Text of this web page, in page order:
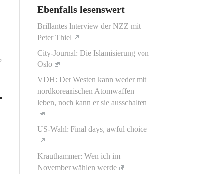
,
Ebenfalls lesenswert
Brillantes Interview der NZZ mit
Peter Thiel
City-Journal: Die Islamisierung von
Oslo
VDH: Der Westen kann weder mit
nordkoreanischen Atomwaffen
leben, noch kann er sie ausschalten
US-Wahl: Final days, awful choice
Krauthammer: Wen ich im
November wählen werde